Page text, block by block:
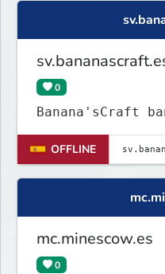
0
OFFLINE
mc.minescow.es
0